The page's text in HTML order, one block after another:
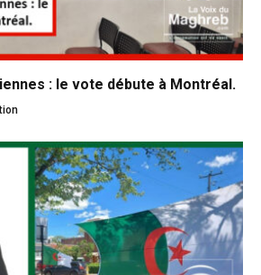
: le vote débute à Montréal.